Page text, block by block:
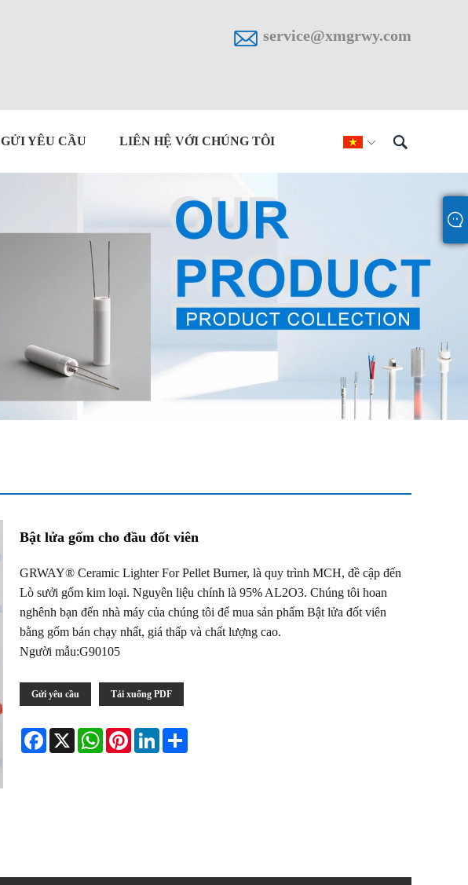
 service@xmgrwy.com
 
GỬI YÊU CẦU LIÊN HỆ VỚI CHÚNG TÔI
Bật lửa gốm cho đầu đốt viên
GRWAY® Ceramic Lighter For Pellet Burner, là quy trình MCH, đề cập đến
Lò sưởi gốm kim loại. Nguyên liệu chính là 95% AL2O3. Chúng tôi hoan
nghênh bạn đến nhà máy của chúng tôi để mua sản phẩm Bật lửa đốt viên
bằng gốm bán chạy nhất, giá thấp và chất lượng cao.
Người mẫu:G90105
Gửi yêu cầu Tải xuống PDF
Facebook
X WhatsAppPinterestLinkedInShare